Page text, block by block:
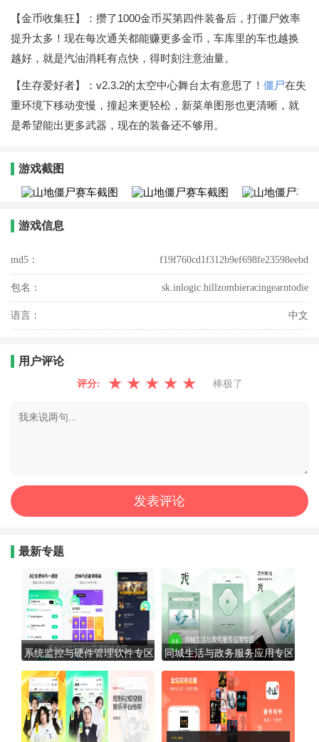
【金币收集狂】：攒了1000金币买第四件装备后，打僵尸效率
提升太多！现在每次通关都能赚更多金币，车库里的车也越换
越好，就是汽油消耗有点快，得时刻注意油量。
【生存爱好者】：v2.3.2的太空中心舞台太有意思了！ 僵尸在失
重环境下移动变慢，撞起来更轻松，新菜单图形也更清晰，就
是希望能出更多武器，现在的装备还不够用。
游戏截图
游戏信息
md5： f19f760cd1f312b9ef698fe23598eebd
包名： sk.inlogic.hillzombieracingearntodie
语言： 中文
用户评论
评分: ★ ★ ★ ★ ★ 棒极了
最新专题
系统监控与硬件管理软件专区 同城生活与政务服务应用专区